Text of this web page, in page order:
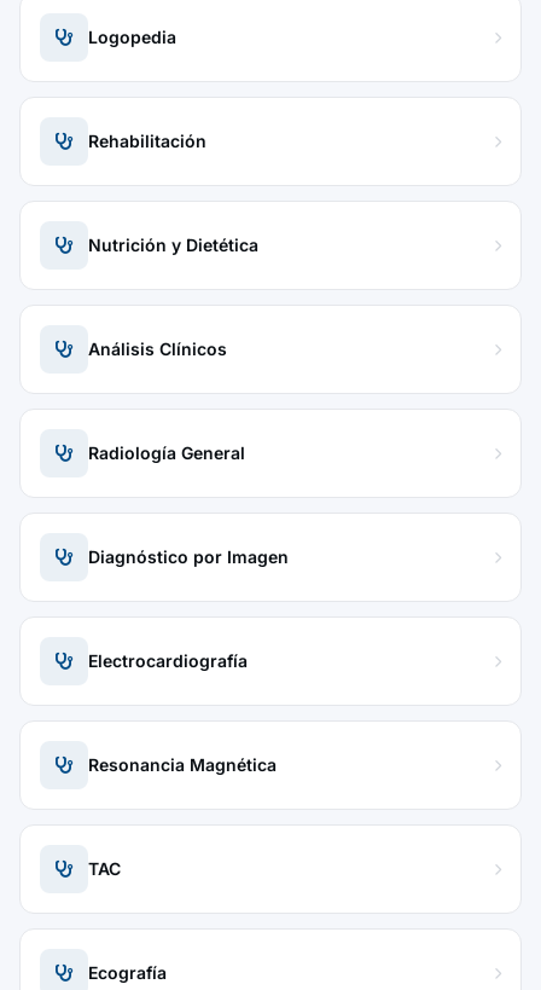
Logopedia
Rehabilitación
Nutrición y Dietética
Análisis Clínicos
Radiología General
Diagnóstico por Imagen
Electrocardiografía
Resonancia Magnética
TAC
Ecografía